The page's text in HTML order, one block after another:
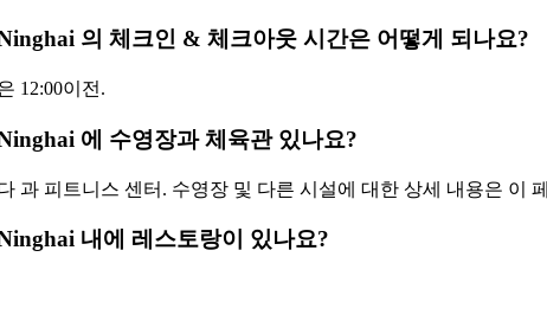
의 체크인 & 체크아웃 시간은 어떻게 되나요?
12:00이전.
에 수영장과 체육관 있나요?
과 피트니스 센터. 수영장 및 다른 시설에 대한 상세 내용은 이
내에 레스토랑이 있나요?